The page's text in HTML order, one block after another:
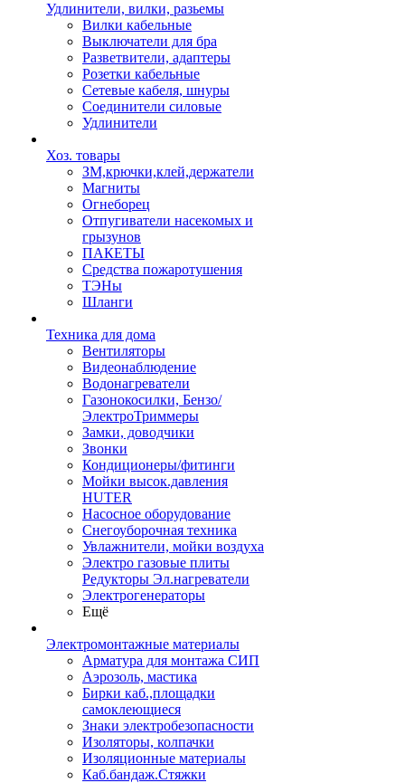
Удлинители, вилки, разьемы
Вилки кабельные
Выключатели для бра
Разветвители, адаптеры
Розетки кабельные
Сетевые кабеля, шнуры
Соединители силовые
Удлинители
Хоз. товары
ЗМ,крючки,клей,держатели
Магниты
Огнеборец
Отпугиватели насекомых и
грызунов
ПАКЕТЫ
Средства пожаротушения
ТЭНы
Шланги
Техника для дома
Вентиляторы
Видеонаблюдение
Водонагреватели
Газонокосилки, Бензо/
ЭлектроТриммеры
Замки, доводчики
Звонки
Кондиционеры/фитинги
Мойки высок.давления
HUTER
Насосное оборудование
Снегоуборочная техника
Увлажнители, мойки воздуха
Электро газовые плиты
Редукторы Эл.нагреватели
Электрогенераторы
Ещё
Электромонтажные материалы
Арматура для монтажа СИП
Аэрозоль, мастика
Бирки каб.,площадки
самоклеющиеся
Знаки электробезопасности
Изоляторы, колпачки
Изоляционные материалы
Каб.бандаж.Стяжки